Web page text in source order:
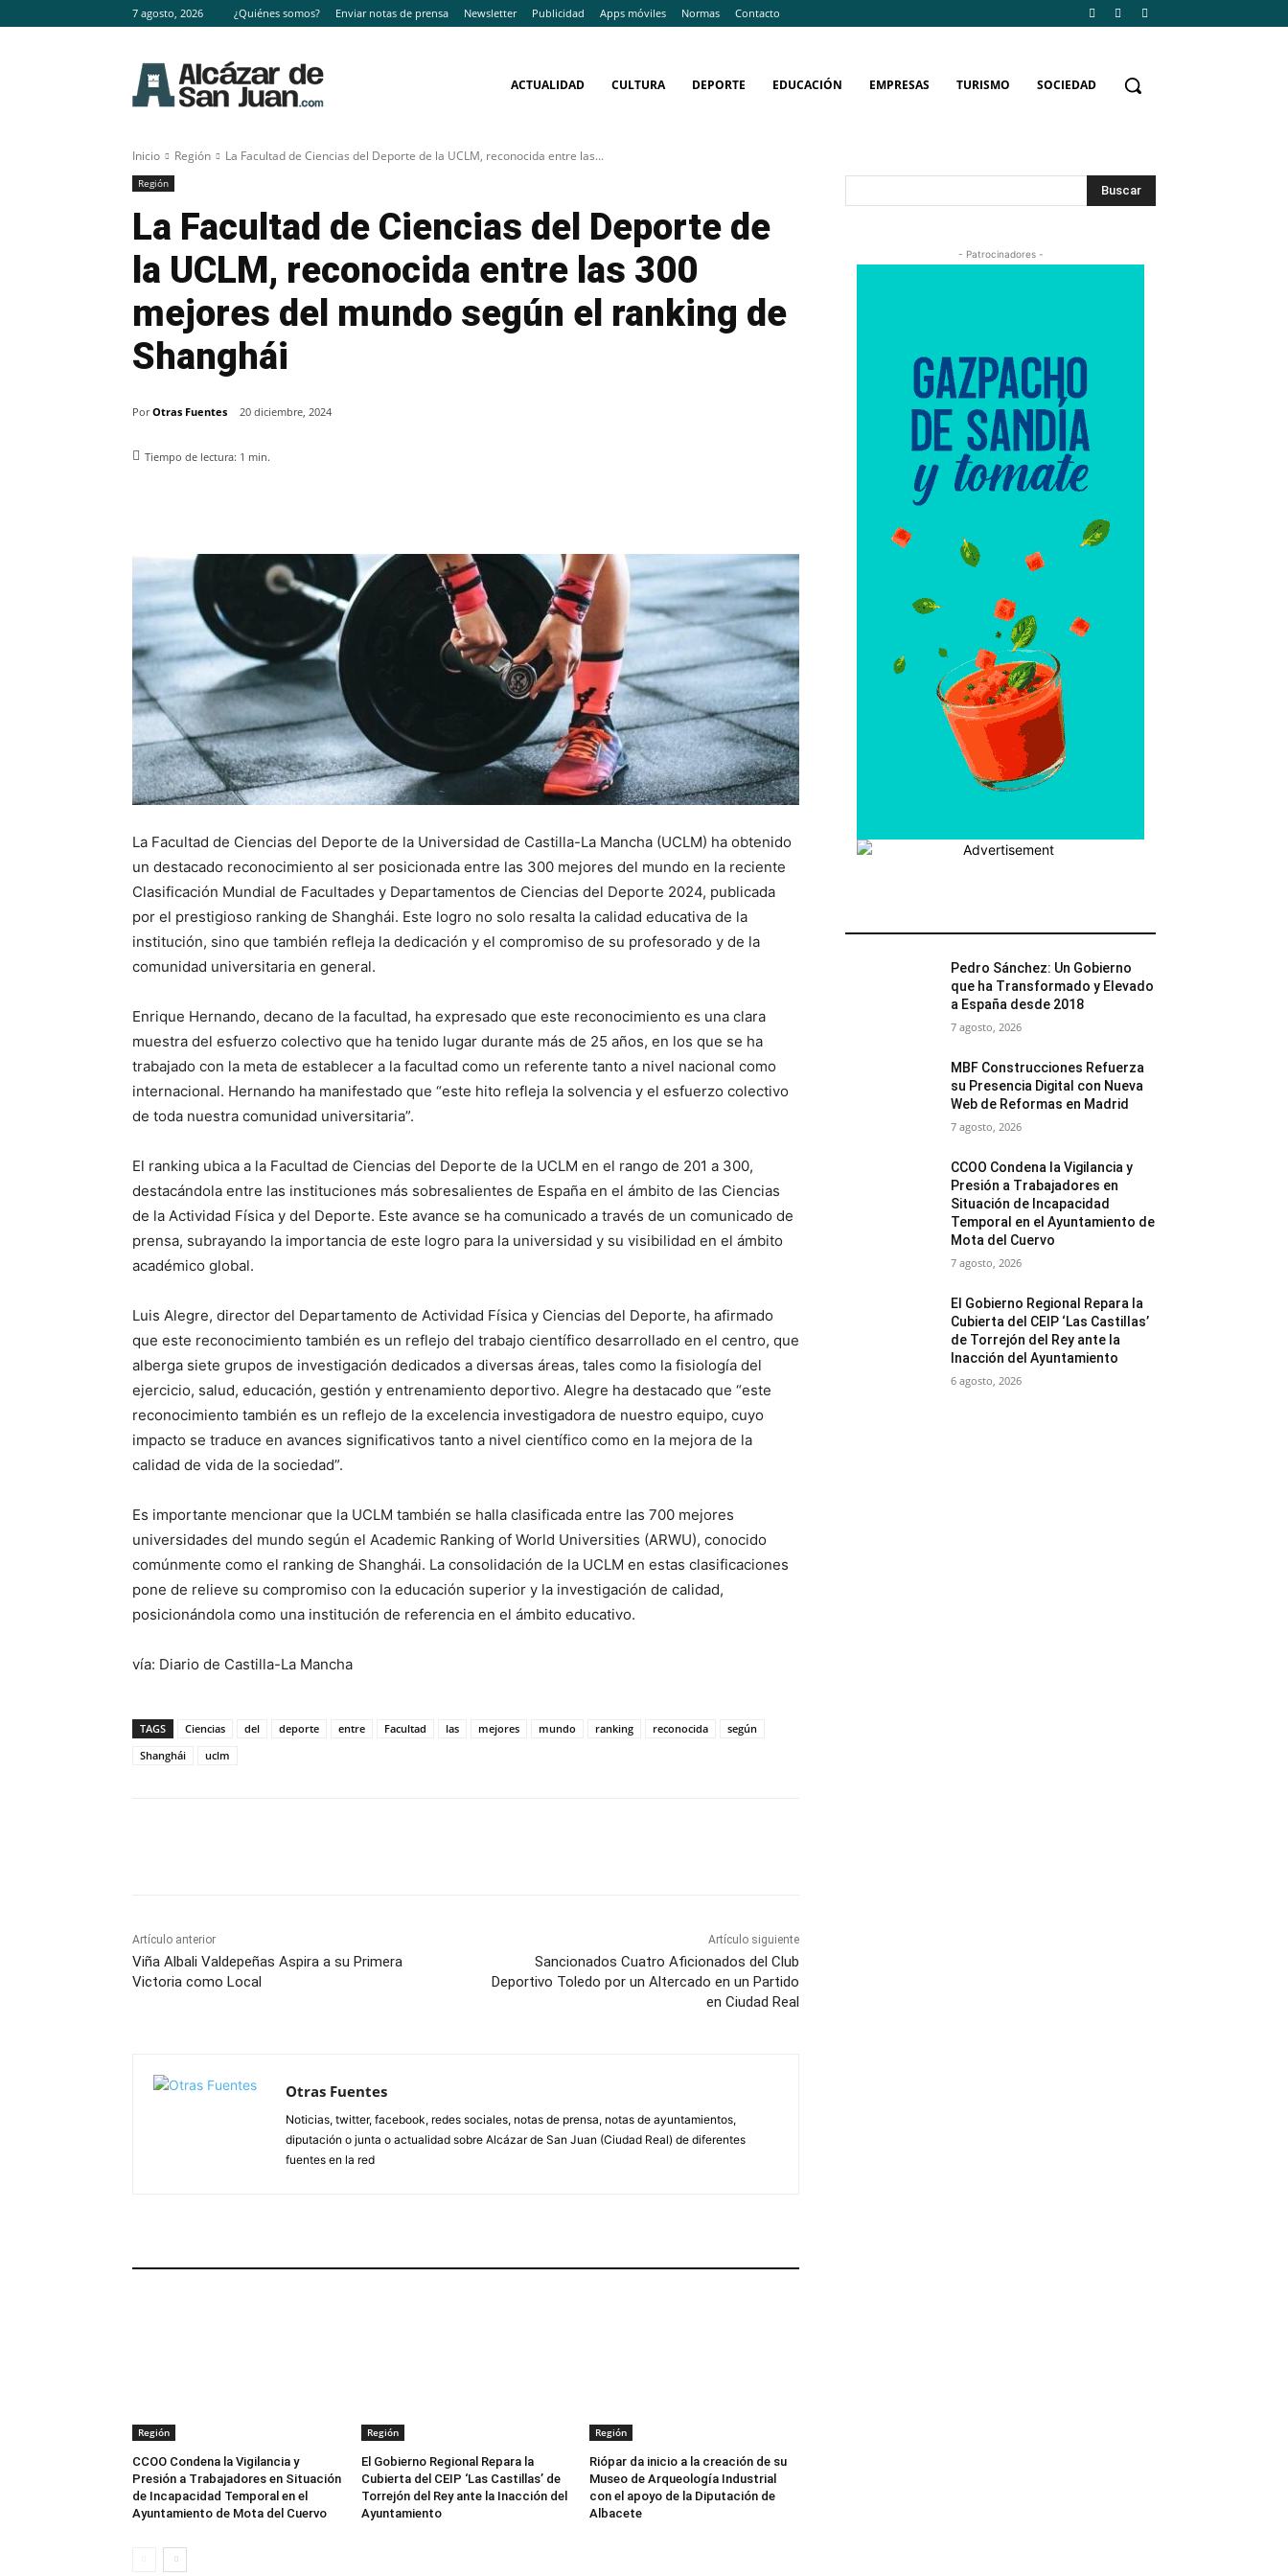
7 agosto, 2026 ¿Quiénes somos? Enviar notas de prensa Newsletter Publicidad Apps móviles Normas Contacto
ACTUALIDAD CULTURA DEPORTE EDUCACIÓN EMPRESAS TURISMO SOCIEDAD
Inicio Región La Facultad de Ciencias del Deporte de la UCLM, reconocida entre las...
Región
La Facultad de Ciencias del Deporte de
la UCLM, reconocida entre las 300
mejores del mundo según el ranking de
Shanghái
Por Otras Fuentes 20 diciembre, 2024
Tiempo de lectura: 1 min.
La Facultad de Ciencias del Deporte de la Universidad de Castilla-La Mancha (UCLM) ha obtenido
un destacado reconocimiento al ser posicionada entre las 300 mejores del mundo en la reciente
Clasificación Mundial de Facultades y Departamentos de Ciencias del Deporte 2024, publicada
por el prestigioso ranking de Shanghái. Este logro no solo resalta la calidad educativa de la
institución, sino que también refleja la dedicación y el compromiso de su profesorado y de la
comunidad universitaria en general.
Enrique Hernando, decano de la facultad, ha expresado que este reconocimiento es una clara
muestra del esfuerzo colectivo que ha tenido lugar durante más de 25 años, en los que se ha
trabajado con la meta de establecer a la facultad como un referente tanto a nivel nacional como
internacional. Hernando ha manifestado que “este hito refleja la solvencia y el esfuerzo colectivo
de toda nuestra comunidad universitaria”.
El ranking ubica a la Facultad de Ciencias del Deporte de la UCLM en el rango de 201 a 300,
destacándola entre las instituciones más sobresalientes de España en el ámbito de las Ciencias
de la Actividad Física y del Deporte. Este avance se ha comunicado a través de un comunicado de
prensa, subrayando la importancia de este logro para la universidad y su visibilidad en el ámbito
académico global.
Luis Alegre, director del Departamento de Actividad Física y Ciencias del Deporte, ha afirmado
que este reconocimiento también es un reflejo del trabajo científico desarrollado en el centro, que
alberga siete grupos de investigación dedicados a diversas áreas, tales como la fisiología del
ejercicio, salud, educación, gestión y entrenamiento deportivo. Alegre ha destacado que “este
reconocimiento también es un reflejo de la excelencia investigadora de nuestro equipo, cuyo
impacto se traduce en avances significativos tanto a nivel científico como en la mejora de la
calidad de vida de la sociedad”.
Es importante mencionar que la UCLM también se halla clasificada entre las 700 mejores
universidades del mundo según el Academic Ranking of World Universities (ARWU), conocido
comúnmente como el ranking de Shanghái. La consolidación de la UCLM en estas clasificaciones
pone de relieve su compromiso con la educación superior y la investigación de calidad,
posicionándola como una institución de referencia en el ámbito educativo.
vía: Diario de Castilla-La Mancha
TAGS Ciencias del deporte entre Facultad las mejores mundo ranking reconocida
según
Shanghái
uclm
Artículo anterior
Viña Albali Valdepeñas Aspira a su Primera
Victoria como Local
Artículo siguiente
Sancionados Cuatro Aficionados del Club
Deportivo Toledo por un Altercado en un Partido
en Ciudad Real
Otras Fuentes
Noticias, twitter, facebook, redes sociales, notas de prensa, notas de ayuntamientos,
diputación o junta o actualidad sobre Alcázar de San Juan (Ciudad Real) de diferentes
fuentes en la red
Región
CCOO Condena la Vigilancia y
Presión a Trabajadores en Situación
de Incapacidad Temporal en el
Ayuntamiento de Mota del Cuervo
Región
El Gobierno Regional Repara la
Cubierta del CEIP ‘Las Castillas’ de
Torrejón del Rey ante la Inacción del
Ayuntamiento
Región
Riópar da inicio a la creación de su
Museo de Arqueología Industrial
con el apoyo de la Diputación de
Albacete
Buscar
- Patrocinadores -
Pedro Sánchez: Un Gobierno
que ha Transformado y Elevado
a España desde 2018
7 agosto, 2026
MBF Construcciones Refuerza
su Presencia Digital con Nueva
Web de Reformas en Madrid
7 agosto, 2026
CCOO Condena la Vigilancia y
Presión a Trabajadores en
Situación de Incapacidad
Temporal en el Ayuntamiento de
Mota del Cuervo
7 agosto, 2026
El Gobierno Regional Repara la
Cubierta del CEIP ‘Las Castillas’
de Torrejón del Rey ante la
Inacción del Ayuntamiento
6 agosto, 2026